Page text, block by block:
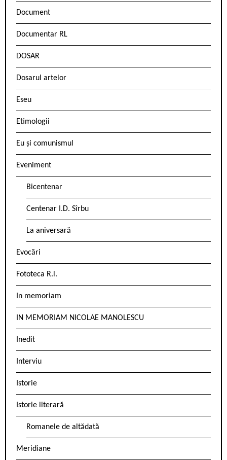
Document
Documentar RL
DOSAR
Dosarul artelor
Eseu
Etimologii
Eu și comunismul
Eveniment
Bicentenar
Centenar I.D. Sîrbu
La aniversară
Evocări
Fototeca R.l.
In memoriam
IN MEMORIAM NICOLAE MANOLESCU
Inedit
Interviu
Istorie
Istorie literară
Romanele de altădată
Meridiane